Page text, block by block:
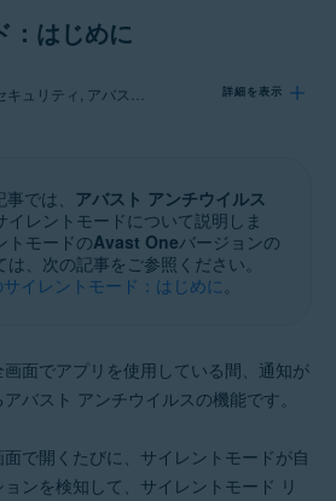
：はじめに
詳細を表示
ュリティ
ルス
:
では、 アバスト アンチウイルス
イレントモードについて説明しま
トモードのAvast Oneバージョンの
、次の記事をご参照ください。
イレントモード：はじめに。
面でアプリを使用している間、通知が
バスト アンチウイルスの機能です。
で開くたびに、サイレントモードが自
ンを検知して、サイレントモード リ